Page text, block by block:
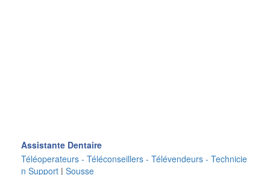
Assistante Dentaire
Téléoperateurs - Téléconseillers - Télévendeurs - Technicie
n Support | Sousse